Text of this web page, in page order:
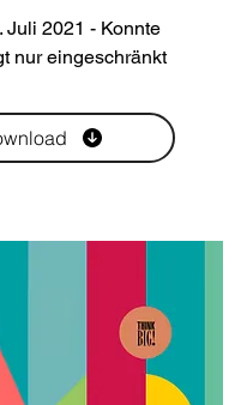
Juli 2021 - Konnte
nur eingeschränkt